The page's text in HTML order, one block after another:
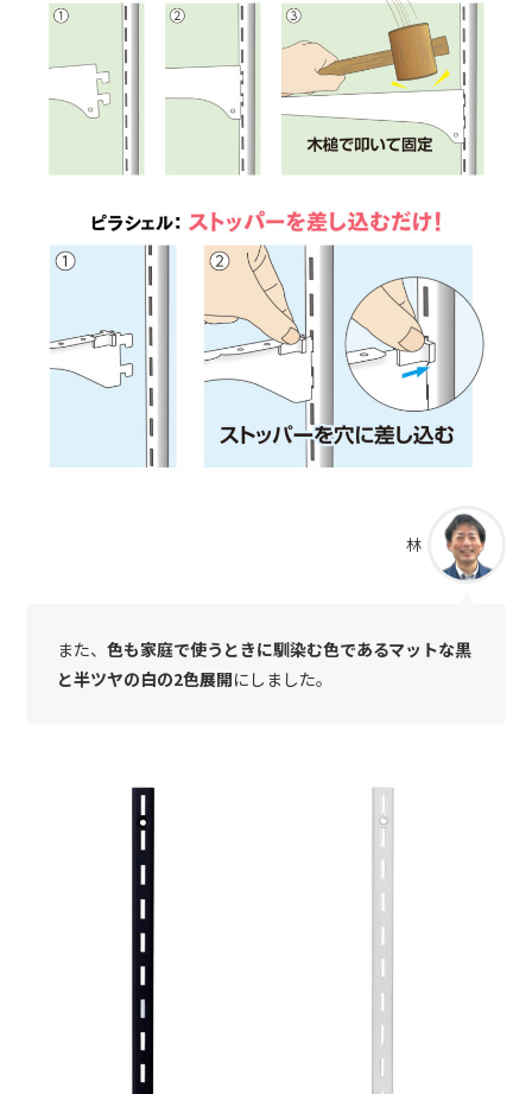
林
また、 色も家庭で使うときに馴染む色であるマットな黒
と半ツヤの白の2色展開にしました。